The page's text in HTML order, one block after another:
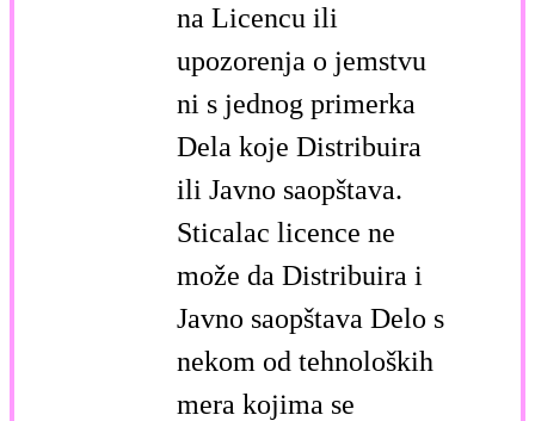
na Licencu ili
upozorenja o jemstvu
ni s jednog primerka
Dela koje Distribuira
ili Javno saopštava.
Sticalac licence ne
može da Distribuira i
Javno saopštava Delo s
nekom od tehnoloških
mera kojima se